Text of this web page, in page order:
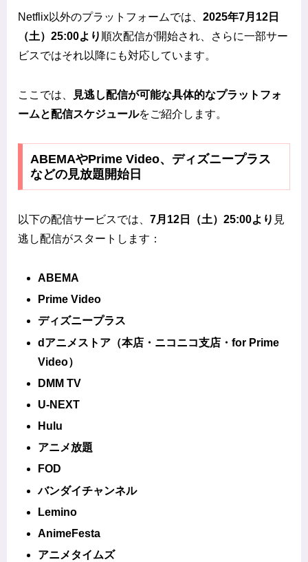
Netflix以外のプラットフォームでは、 2025年7月12日
（土）25:00より 順次配信が開始され、さらに一部サー
ビスではそれ以降にも対応しています。
ここでは、
見逃し配信が可能な具体的なプラットフォ
ームと配信スケジュールをご紹介します。
ABEMAやPrime Video、ディズニープラス
などの見放題開始日
以下の配信サービスでは、 7月12日（土）25:00より 見
逃し配信がスタートします：
ABEMA
Prime Video
ディズニープラス
dアニメストア（本店・ニコニコ支店・for Prime
Video）
DMM TV
U-NEXT
Hulu
アニメ放題
FOD
バンダイチャンネル
Lemino
AnimeFesta
アニメタイムズ